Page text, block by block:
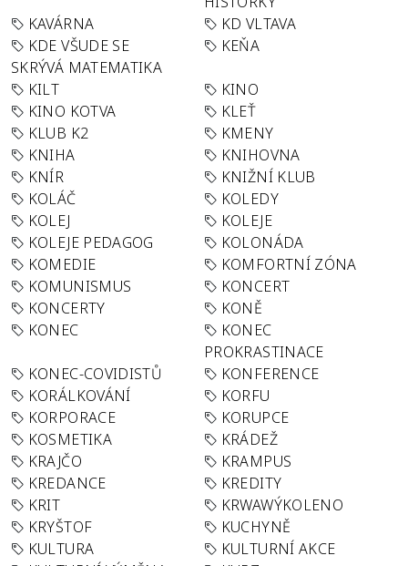
KAVÁRNA
KD VLTAVA
KDE VŠUDE SE
SKRÝVÁ MATEMATIKA
KEŇA
KILT
KINO
KINO KOTVA
KLEŤ
KLUB K2
KMENY
KNIHA
KNIHOVNA
KNÍR
KNIŽNÍ KLUB
KOLÁČ
KOLEDY
KOLEJ
KOLEJE
KOLEJE PEDAGOG
KOLONÁDA
KOMEDIE
KOMFORTNÍ ZÓNA
KOMUNISMUS
KONCERT
KONCERTY
KONĚ
KONEC
KONEC
PROKRASTINACE
KONEC-COVIDISTŮ
KONFERENCE
KORÁLKOVÁNÍ
KORFU
KORPORACE
KORUPCE
KOSMETIKA
KRÁDEŽ
KRAJČO
KRAMPUS
KREDANCE
KREDITY
KRIT
KRWAWÝKOLENO
KRYŠTOF
KUCHYNĚ
KULTURA
KULTURNÍ AKCE